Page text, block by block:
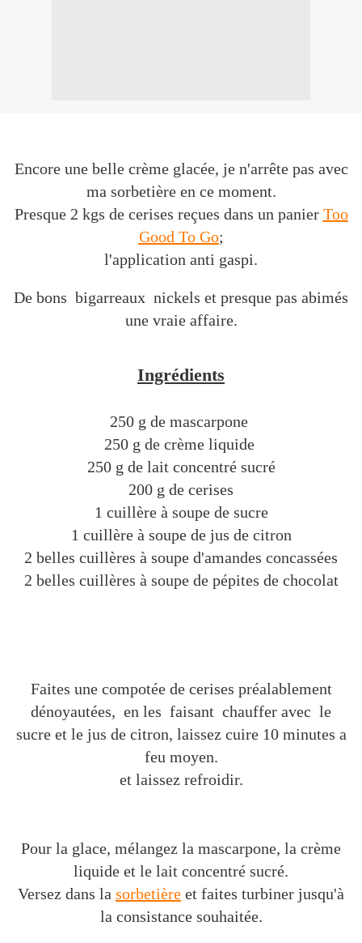
Encore une belle crème glacée, je n'arrête pas avec
ma sorbetière en ce moment.
Presque 2 kgs de cerises reçues dans un panier Too
Good To Go;
l'application anti gaspi.
De bons bigarreaux nickels et presque pas abimés
une vraie affaire.
Ingrédients
250 g de mascarpone
250 g de crème liquide
250 g de lait concentré sucré
200 g de cerises
1 cuillère à soupe de sucre
1 cuillère à soupe de jus de citron
2 belles cuillères à soupe d'amandes concassées
2 belles cuillères à soupe de pépites de chocolat
Faites une compotée de cerises préalablement
dénoyautées, en les faisant chauffer avec le
sucre et le jus de citron, laissez cuire 10 minutes a
feu moyen.
et laissez refroidir.
Pour la glace, mélangez la mascarpone, la crème
liquide et le lait concentré sucré.
Versez dans la sorbetière et faites turbiner jusqu'à
la consistance souhaitée.